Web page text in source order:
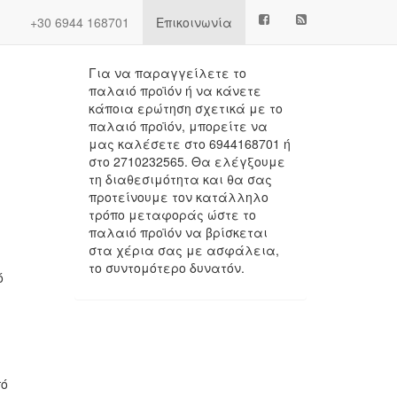
+30 6944 168701 Επικοινωνία (current)
Next
Πληροφορίες
Για να παραγγείλετε το
παλαιό προϊόν ή να κάνετε
κάποια ερώτηση σχετικά με το
παλαιό προϊόν, μπορείτε να
μας καλέσετε στο 6944168701 ή
στο 2710232565. Θα ελέγξουμε
τη διαθεσιμότητα και θα σας
προτείνουμε τον κατάλληλο
τρόπο μεταφοράς ώστε το
παλαιό προϊόν να βρίσκεται
στα χέρια σας με ασφάλεια,
το συντομότερο δυνατόν.